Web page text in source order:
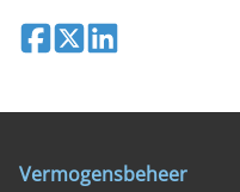
Deel op Facebook
Deel op XDeel op LinkedIn
Vermogensbeheer